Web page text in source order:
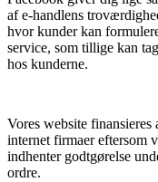
af e-handlens
hvor kunder kan
service, som tillige kan
hos kunderne.
Vores website
internet firmaer eftersom
indhenter godtgørelse
ordre.